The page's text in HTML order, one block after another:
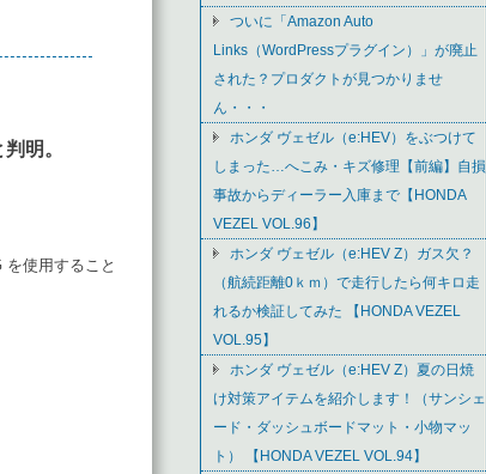
明。
使用すること
ついに「Amazon Auto
Links（WordPressプラグイン）」が廃止
された？プロダクトが見つかりませ
ん・・・
ホンダ ヴェゼル（e:HEV）をぶつけて
しまった…へこみ・キズ修理【前編】自損
事故からディーラー入庫まで【HONDA
VEZEL VOL.96】
ホンダ ヴェゼル（e:HEV Z）ガス欠？
（航続距離0ｋｍ）で走行したら何キロ走
れるか検証してみた 【HONDA VEZEL
VOL.95】
ホンダ ヴェゼル（e:HEV Z）夏の日焼
け対策アイテムを紹介します！（サンシェ
ード・ダッシュボードマット・小物マッ
ト） 【HONDA VEZEL VOL.94】